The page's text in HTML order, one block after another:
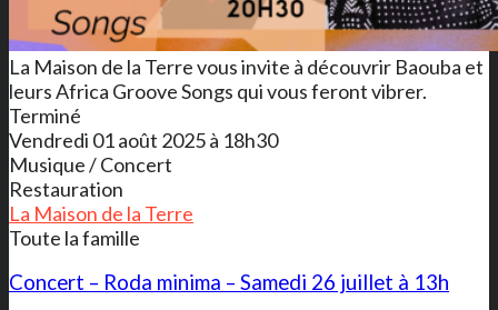
La Maison de la Terre vous invite à découvrir Baouba et
leurs Africa Groove Songs qui vous feront vibrer.
Terminé
Vendredi 01 août 2025 à 18h30
Musique / Concert
Restauration
La Maison de la Terre
Toute la famille
Concert – Roda minima – Samedi 26 juillet à 13h